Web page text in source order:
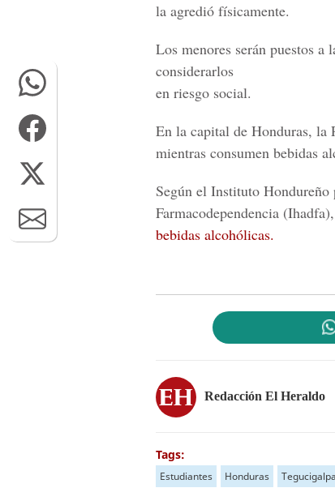
la agredió físicamente.
Los menores serán puestos
considerarlos
en riesgo social.
En la capital de Honduras, la
mientras consumen bebidas
Según el Instituto
Farmacodependencia
bebidas alcohólicas.
Redacción El Heraldo
Tags:
Estudiantes Honduras Tegucigalpa